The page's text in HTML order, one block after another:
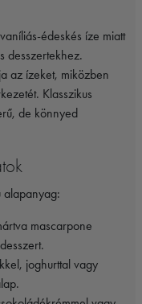
édeskés íze miatt
desszertekhez.
az ízeket, miközben
Klasszikus
de könnyed
alapanyag:
mascarpone
joghurttal vagy